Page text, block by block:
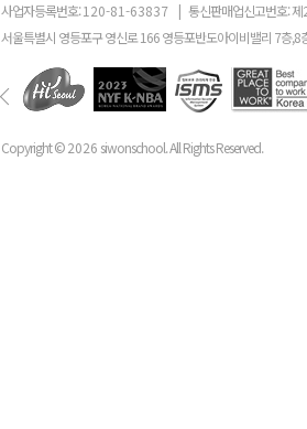
사업자등록번호:120-81-63837 | 통신판매업신고번호: 제
서울특별시 영등포구 영신로 166 영등포반도아이비밸리 7층,8
Copyright ©2026 siwonschool. All Rights Reserved.